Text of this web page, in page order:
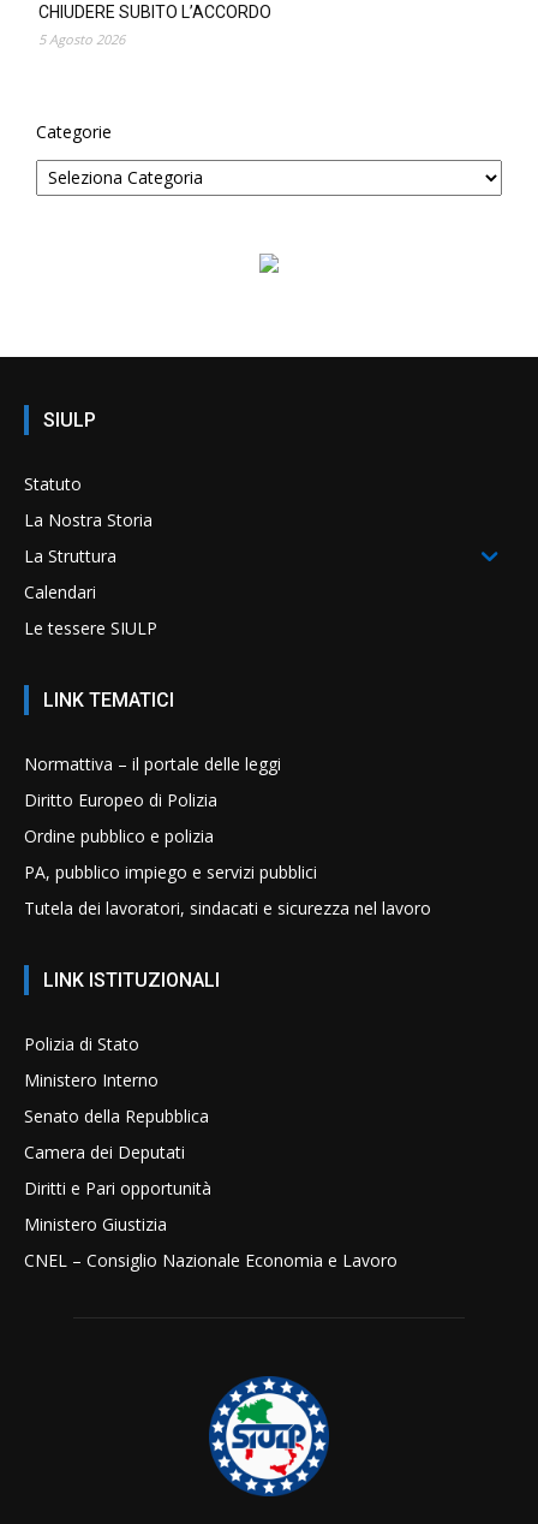
CHIUDERE SUBITO L’ACCORDO
5 Agosto 2026
Categorie
SIULP
Statuto
La Nostra Storia
La Struttura
Calendari
Le tessere SIULP
LINK TEMATICI
Normattiva – il portale delle leggi
Diritto Europeo di Polizia
Ordine pubblico e polizia
PA, pubblico impiego e servizi pubblici
Tutela dei lavoratori, sindacati e sicurezza nel lavoro
LINK ISTITUZIONALI
Polizia di Stato
Ministero Interno
Senato della Repubblica
Camera dei Deputati
Diritti e Pari opportunità
Ministero Giustizia
CNEL – Consiglio Nazionale Economia e Lavoro